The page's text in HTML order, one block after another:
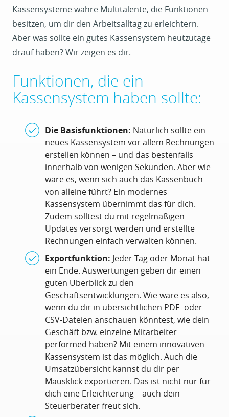
Kassensysteme wahre Multitalente, die Funktionen
besitzen, um dir den Arbeitsalltag zu erleichtern.
Aber was sollte ein gutes Kassensystem heutzutage
drauf haben? Wir zeigen es dir.
Funktionen, die ein
Kassensystem haben sollte:
Die Basisfunktionen: Natürlich sollte ein
neues Kassensystem vor allem Rechnungen
erstellen können – und das bestenfalls
innerhalb von wenigen Sekunden. Aber wie
wäre es, wenn sich auch das Kassenbuch
von alleine führt? Ein modernes
Kassensystem übernimmt das für dich.
Zudem solltest du mit regelmäßigen
Updates versorgt werden und erstellte
Rechnungen einfach verwalten können.
Exportfunktion: Jeder Tag oder Monat hat
ein Ende. Auswertungen geben dir einen
guten Überblick zu den
Geschäftsentwicklungen. Wie wäre es also,
wenn du dir in übersichtlichen PDF- oder
CSV-Dateien anschauen könntest, wie dein
Geschäft bzw. einzelne Mitarbeiter
performed haben? Mit einem innovativen
Kassensystem ist das möglich. Auch die
Umsatzübersicht kannst du dir per
Mausklick exportieren. Das ist nicht nur für
dich eine Erleichterung – auch dein
Steuerberater freut sich.